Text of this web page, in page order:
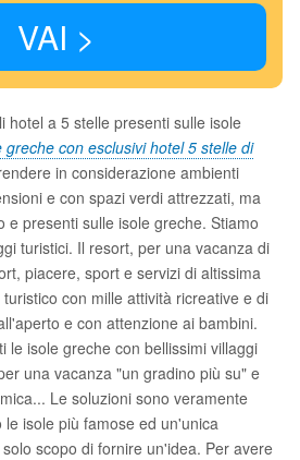
VAI >
hotel a 5 stelle presenti sulle isole
greche con esclusivi hotel 5 stelle di
in considerazione ambienti
e con spazi verdi attrezzati, ma
e presenti sulle isole greche. Stiamo
turistici. Il resort, per una vacanza di
piacere, sport e servizi di altissima
con mille attività ricreative e di
e con attenzione ai bambini.
le isole greche con bellissimi villaggi
una vacanza "un gradino più su" e
Le soluzioni sono veramente
isole più famose ed un'unica
scopo di fornire un'idea. Per avere